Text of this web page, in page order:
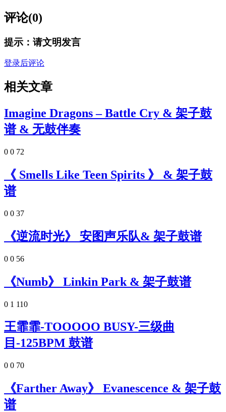
评论(0)
提示：请文明发言
登录后评论
相关文章
Imagine Dragons – Battle Cry & 架子鼓
谱 & 无鼓伴奏
0 0 72
《 Smells Like Teen Spirits 》 & 架子鼓
谱
0 0 37
《逆流时光》 安图声乐队& 架子鼓谱
0 0 56
《Numb》 Linkin Park & 架子鼓谱
0 1 110
王霏霏-TOOOOO BUSY-三级曲
目-125BPM 鼓谱
0 0 70
《Farther Away》 Evanescence & 架子鼓
谱